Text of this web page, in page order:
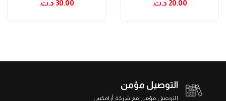
30.00 د.ت.‏ 20.00 د.ت.‏
التوصيل مؤمن
التوصيل مؤمن مع شركة أرامكس